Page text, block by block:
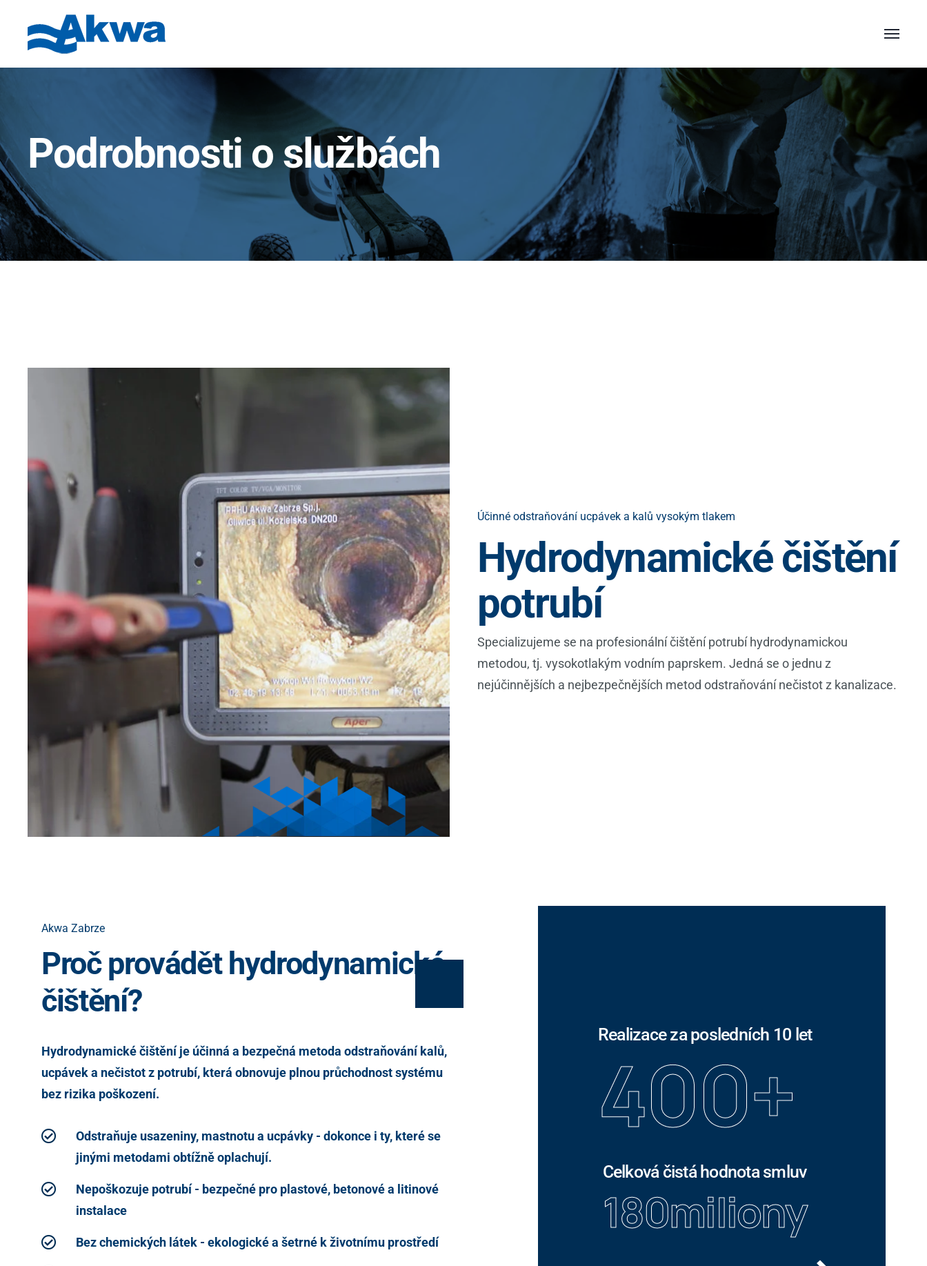
Podrobnosti o službách
Účinné odstraňování ucpávek a kalů vysokým tlakem
Hydrodynamické čištění
potrubí
Specializujeme se na profesionální čištění potrubí hydrodynamickou
metodou, tj. vysokotlakým vodním paprskem. Jedná se o jednu z
nejúčinnějších a nejbezpečnějších metod odstraňování nečistot z kanalizace.
Akwa Zabrze
Proč provádět hydrodynamické
čištění?
Hydrodynamické čištění je účinná a bezpečná metoda odstraňování kalů,
ucpávek a nečistot z potrubí, která obnovuje plnou průchodnost systému
bez rizika poškození.
Odstraňuje usazeniny, mastnotu a ucpávky - dokonce i ty, které se
jinými metodami obtížně oplachují.
Nepoškozuje potrubí - bezpečné pro plastové, betonové a litinové
instalace
Bez chemických látek - ekologické a šetrné k životnímu prostředí
Realizace za posledních 10 let
400+
Celková čistá hodnota smluv
180miliony